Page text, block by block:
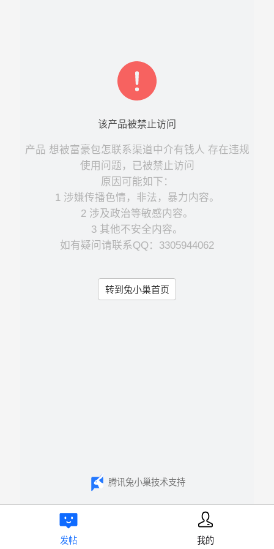
该产品被禁止访问
产品 想被富豪包怎联系渠道中介有钱人 存在违规
使用问题，已被禁止访问
原因可能如下：
1 涉嫌传播色情，非法，暴力内容。
2 涉及政治等敏感内容。
3 其他不安全内容。
如有疑问请联系QQ：3305944062
转到兔小巢首页
腾讯兔小巢技术支持
发帖 我的